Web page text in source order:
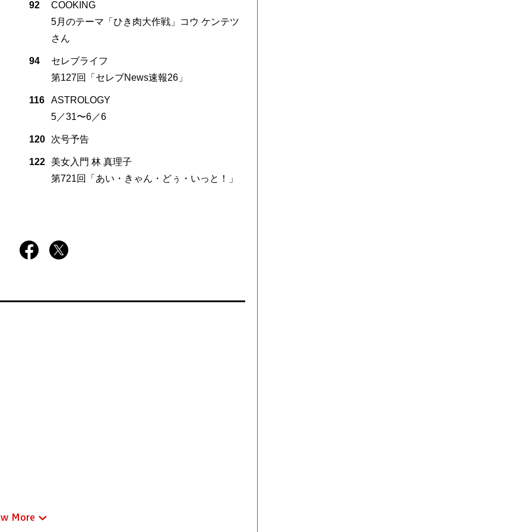
92
COOKING
5月のテーマ「ひき肉大作戦」コウ ケンテツ
さん
94
セレブライフ
第127回「セレブNews速報26」
116
ASTROLOGY
5／31〜6／6
120 次号予告
122
美女入門 林 真理子
第721回「あい・きゃん・どぅ・いっと！」
More